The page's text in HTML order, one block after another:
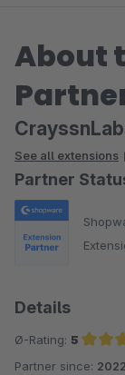
About
See all extensions
Partner
Details
Ø-Rating: 5
Average rating of
Partner since: 2022